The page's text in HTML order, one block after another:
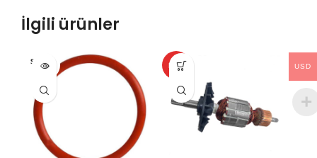
İlgili ürünler
SOLD O
UT
HOT USD